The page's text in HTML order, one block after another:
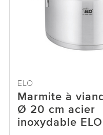
ELO
Marmite à
Ø 20 cm acier
inoxydable ELO